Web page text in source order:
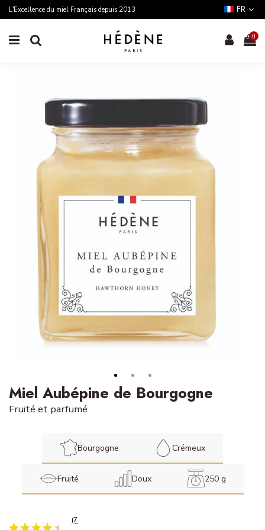
L'Excellence du miel Français depuis 2013 FR
0
Miel Aubépine de Bourgogne
Fruité et parfumé
Bourgogne Crémeux
Fruité Doux 250 g